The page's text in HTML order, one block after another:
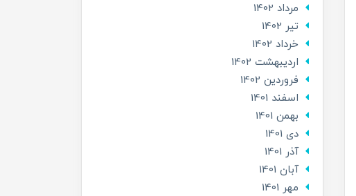
مرداد 1402
تير 1402
خرداد 1402
ارديبهشت 1402
فروردین 1402
اسفند 1401
بهمن 1401
دی 1401
آذر 1401
آبان 1401
مهر 1401